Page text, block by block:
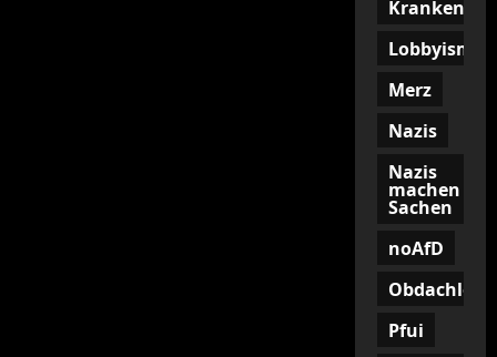
Lobbyismus
Merz
Nazis
Nazis
machen
Sachen
noAfD
Pfui